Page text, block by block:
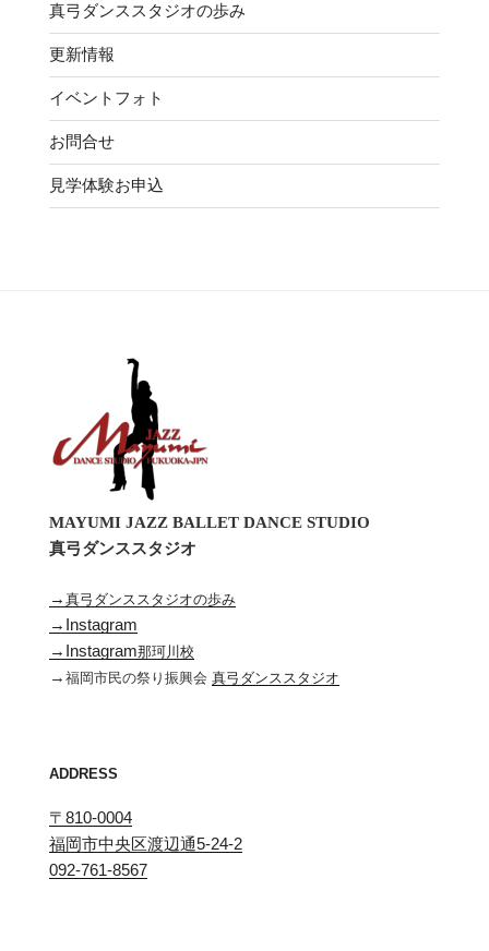
真弓ダンススタジオの歩み
更新情報
イベントフォト
お問合せ
見学体験お申込
MAYUMI JAZZ BALLET DANCE STUDIO
真弓ダンススタジオ
→ 真弓ダンススタジオの歩み
→Instagram
→Instagram那珂川校
→ 福岡市民の祭り振興会 真弓ダンススタジオ
ADDRESS
〒810-0004
福岡市中央区渡辺通5-24-2
092-761-8567